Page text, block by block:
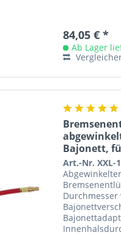
84,05 € *
Ab Lager
Bajonett,
Art.-Nr. XXL-
Abgewinkelter